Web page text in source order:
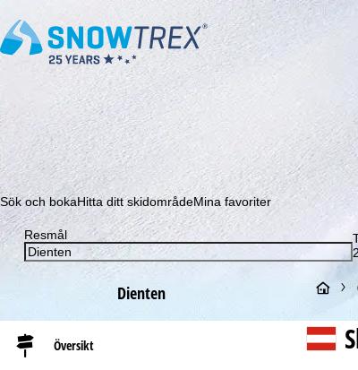
Prenumerera på vårt nyhetsbrev och
Sök och bokaHitta ditt skidområdeMina favoriter
Resmål
Dienten
Översikt
S
t